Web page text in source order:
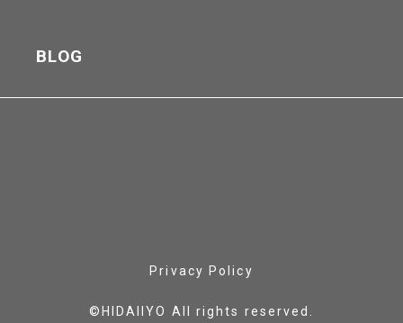
BLOG
Privacy Policy
©HIDAIIYO All rights reserved.